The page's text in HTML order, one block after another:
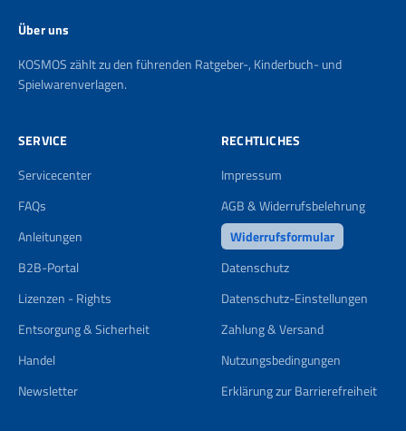
Über uns
KOSMOS zählt zu den führenden Ratgeber-, Kinderbuch- und
Spielwarenverlagen.
SERVICE
Servicecenter
FAQs
Anleitungen
B2B-Portal
Lizenzen - Rights
Entsorgung & Sicherheit
Handel
Newsletter
RECHTLICHES
Impressum
AGB & Widerrufsbelehrung
Widerrufsformular
Datenschutz
Datenschutz-Einstellungen
Zahlung & Versand
Nutzungsbedingungen
Erklärung zur Barrierefreiheit